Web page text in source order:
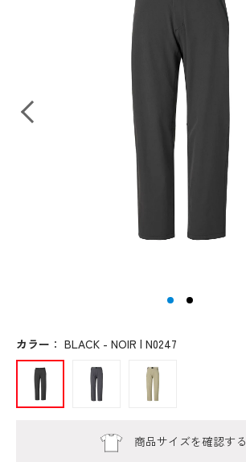
カラー ： BLACK - NOIR | N0247
商品サイズを確認する